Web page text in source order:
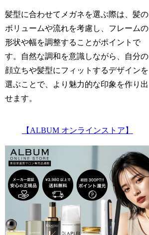
髪型に合わせてメガネを選ぶ際は、髪の
ボリュームや流れを考慮し、フレームの
形状や幅を調整することがポイントで
す。自然な調和を意識しながら、自分の
顔立ちや髪型にフィットするデザインを
選ぶことで、より魅力的な印象を作り出
せます。
【ALBUM オンラインストア】